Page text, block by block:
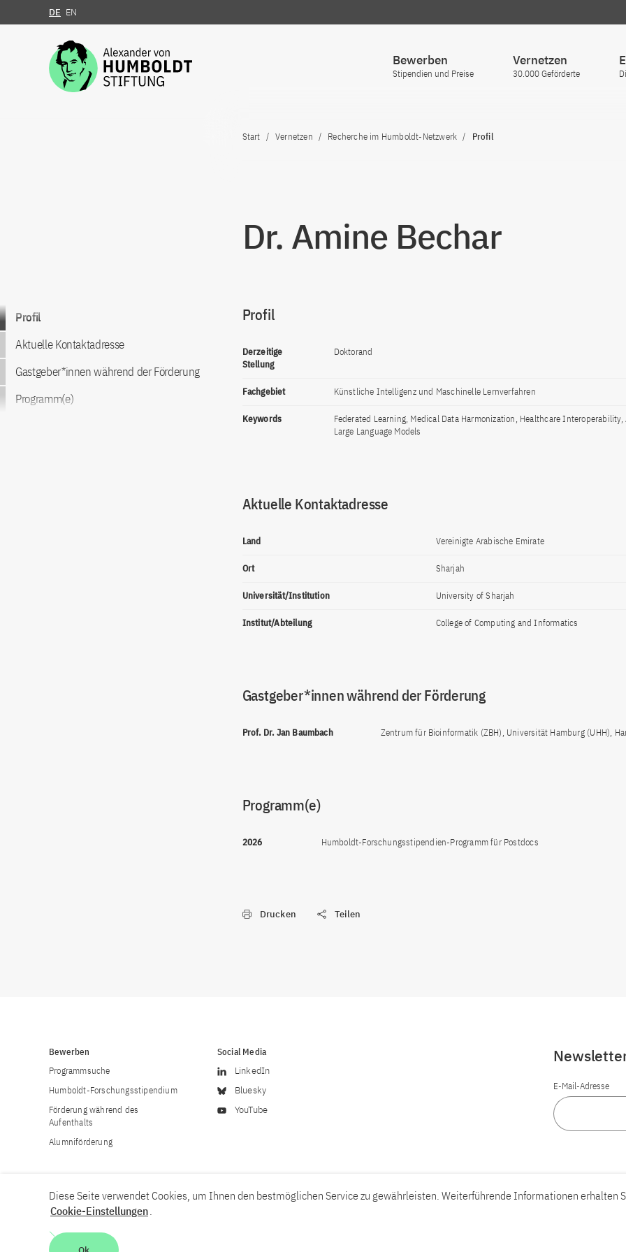
Zum Inhalt springen
DE EN
Bewerben
Stipendien und Preise
Vernetzen
30.000 Geförderte
Start Vernetzen Recherche im Humboldt-Netzwerk Profil
Dr. Amine Bechar
Zum Inhalt springen
Profil
Aktuelle Kontaktadresse
Gastgeber*innen während der Förderung
Programm(e)
Profil
Derzeitige
Stellung
Doktorand
Fachgebiet Künstliche Intelligenz und Maschinelle Lernverfahren
Keywords
Federated Learning, Medical Data Harmonization, Healthcare Interoperability,
Large Language Models
Aktuelle Kontaktadresse
Land Vereinigte Arabische Emirate
Ort Sharjah
Universität/Institution University of Sharjah
Institut/Abteilung College of Computing and Informatics
Gastgeber*innen während der Förderung
Prof. Dr. Jan Baumbach Zentrum für Bioinformatik (ZBH), Universität Hamburg (UHH),
Programm(e)
2026 Humboldt-Forschungsstipendien-Programm für Postdocs
Drucken Teilen
Bewerben
Programmsuche
Humboldt-Forschungsstipendium
Förderung während des
Aufenthalts
Alumniförderung
Social Media
LinkedIn
Bluesky
YouTube
E-Mail-Adresse
Diese Seite verwendet Cookies, um Ihnen den bestmöglichen Service zu gewährleisten. Weiterführende Informationen erhalten
Cookie-Einstellungen.